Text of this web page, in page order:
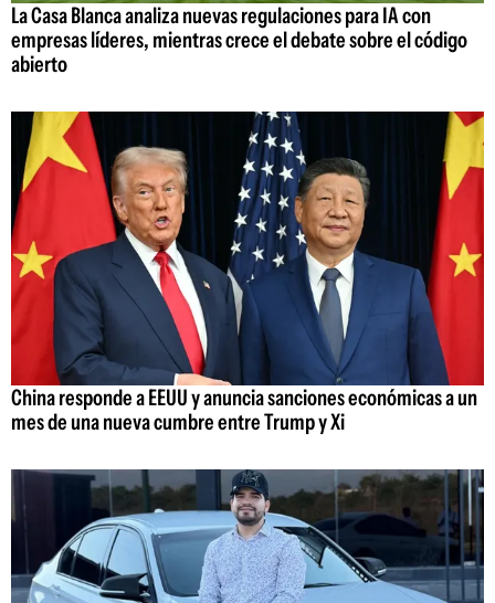
La Casa Blanca analiza nuevas regulaciones para IA con
empresas líderes, mientras crece el debate sobre el código
abierto
China responde a EEUU y anuncia sanciones económicas a un
mes de una nueva cumbre entre Trump y Xi